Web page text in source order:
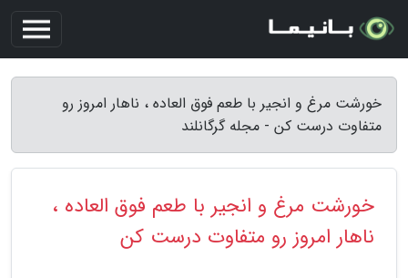
خورشت مرغ و انجیر با طعم فوق العاده ، ناهار امروز رو
متفاوت درست کن - مجله گرگانلند
خورشت مرغ و انجیر با طعم فوق العاده ،
ناهار امروز رو متفاوت درست کن